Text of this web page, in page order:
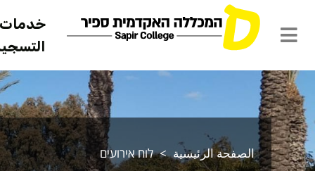
خدمات
الصفحة الرئيسية לוח אירועים